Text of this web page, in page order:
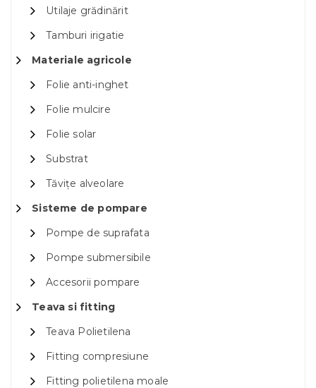
Utilaje grădinărit
Tamburi irigatie
Materiale agricole
Folie anti-inghet
Folie mulcire
Folie solar
Substrat
Tăvițe alveolare
Sisteme de pompare
Pompe de suprafata
Pompe submersibile
Accesorii pompare
Teava si fitting
Teava Polietilena
Fitting compresiune
Fitting polietilena moale